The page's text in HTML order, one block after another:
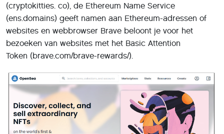
(cryptokitties. co), de Ethereum Name Service
(ens.domains) geeft namen aan Ethereum-adressen of
websites en webbrowser Brave beloont je voor het
bezoeken van websites met het Basic Attention
Token (brave.com/brave-rewards/).